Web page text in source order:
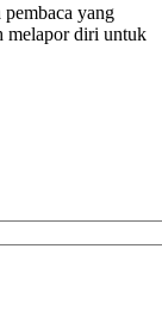
pembaca yang
melapor diri untuk